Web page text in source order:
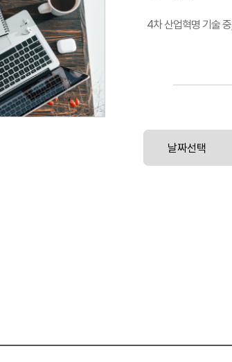
4차 산업혁명 기술
통신의 패러다임을
율주행 자동차 및